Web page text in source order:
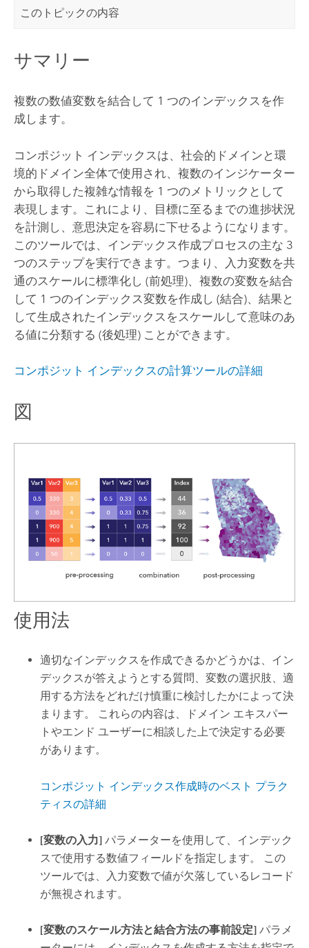
このトピックの内容
サマリー
複数の数値変数を結合して 1 つのインデックスを作
成します。
コンポジット インデックスは、社会的ドメインと環
境的ドメイン全体で使用され、複数のインジケーター
から取得した複雑な情報を 1 つのメトリックとして
表現します。これにより、目標に至るまでの進捗状況
を計測し、意思決定を容易に下せるようになります。
このツールでは、インデックス作成プロセスの主な 3
つのステップを実行できます。つまり、入力変数を共
通のスケールに標準化し (前処理)、複数の変数を結合
して 1 つのインデックス変数を作成し (結合)、結果と
して生成されたインデックスをスケールして意味のあ
る値に分類する (後処理) ことができます。
コンポジット インデックスの計算ツールの詳細
図
使用法
適切なインデックスを作成できるかどうかは、イン
デックスが答えようとする質問、変数の選択肢、適
用する方法をどれだけ慎重に検討したかによって決
まります。 これらの内容は、ドメイン エキスパー
トやエンド ユーザーに相談した上で決定する必要
があります。
コンポジット インデックス作成時のベスト プラク
ティスの詳細
[変数の入力] パラメーターを使用して、インデック
スで使用する数値フィールドを指定します。 この
ツールでは、入力変数で値が欠落しているレコード
が無視されます。
[変数のスケール方法と結合方法の事前設定] パラメ